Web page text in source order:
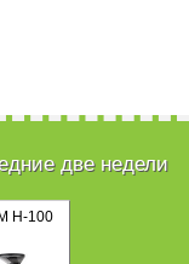
две недели
H-100